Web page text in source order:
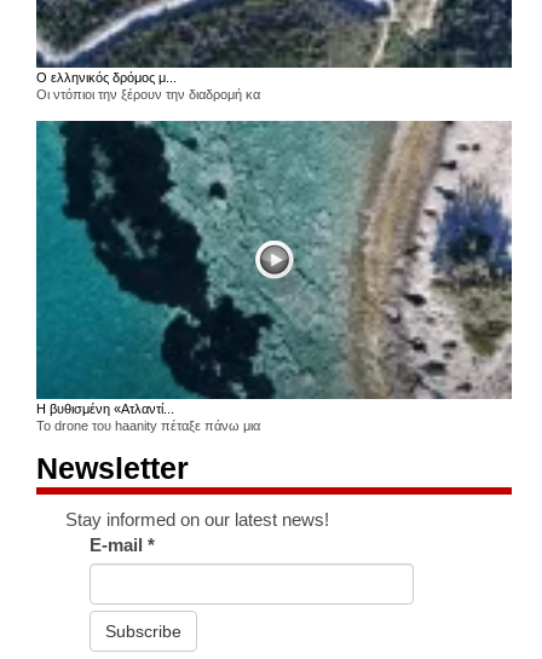
Ο ελληνικός δρόμος μ...
Οι ντόπιοι την ξέρουν την διαδρομή κα
Η βυθισμένη «Ατλαντί...
Το drone του haanity πέταξε πάνω μια
Newsletter
Stay informed on our latest news!
E-mail*
Subscribe